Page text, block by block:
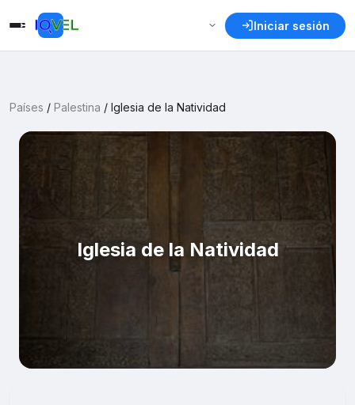
Iniciar sesión
Países / Palestina / Iglesia de la Natividad
Iglesia de la Natividad